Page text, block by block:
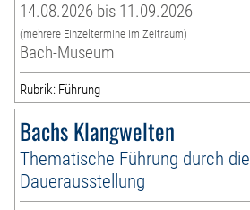
14.08.2026 bis 11.09.2026
(mehrere Einzeltermine im Zeitraum)
Bach-Museum
Rubrik: Führung
Bachs Klangwelten
Thematische Führung durch die
Dauerausstellung